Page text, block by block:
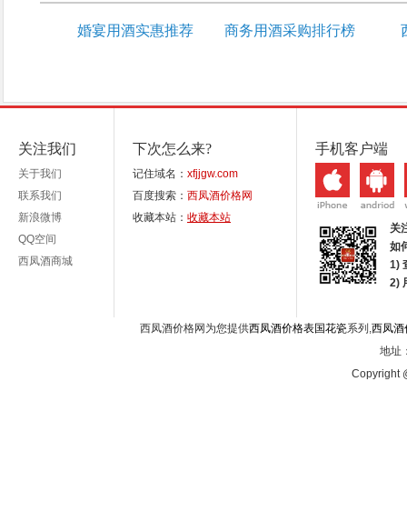
婚宴用酒实惠推荐 商务用酒采购排行榜
关注我们
关于我们
联系我们
新浪微博
QQ空间
西凤酒商城
下次怎么来?
记住域名： xfjjgw.com
百度搜索： 西凤酒价格网
收藏本站： 收藏本站
手机客户端
关
如
1)
2)
西凤酒价格网为您提供西凤酒价格表国花瓷系列,西凤酒
地址
Copyright